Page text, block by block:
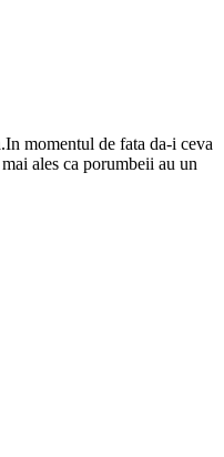
momentul de fata da-i ceva
ales ca porumbeii au un